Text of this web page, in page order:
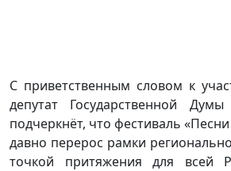
С приветственным словом к
депутат Государственной
подчеркнёт, что фестиваль «Песни
давно перерос рамки
точкой притяжения для всей